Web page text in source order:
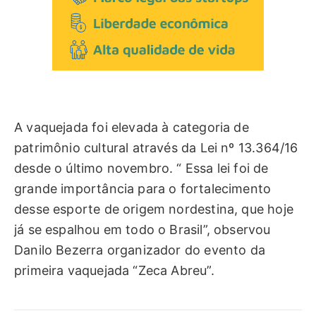
A vaquejada foi elevada à categoria de
patrimônio cultural através da Lei nº 13.364/16
desde o último novembro. “ Essa lei foi de
grande importância para o fortalecimento
desse esporte de origem nordestina, que hoje
já se espalhou em todo o Brasil”, observou
Danilo Bezerra organizador do evento da
primeira vaquejada “Zeca Abreu”.